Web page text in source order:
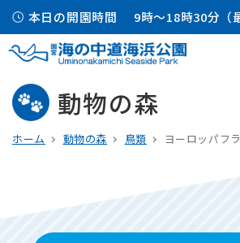
本日の開園時間 9時～18時30分（
動物の森
ホーム 動物の森 鳥類 ヨーロッパフ